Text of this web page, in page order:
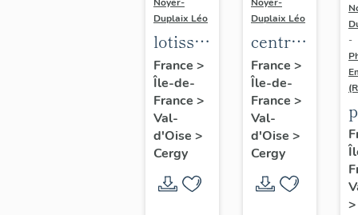
Duplaix Léo
lotissement
et
immeubles
à
logements
de
l'opération
"Centre-
France >
Île-de-
France >
Val-
d'Oise >
Cergy
Duplaix Léo
centre
commercial
des
Trois
Fontaines
France >
Île-de-
France >
Val-
d'Oise >
Cergy
-